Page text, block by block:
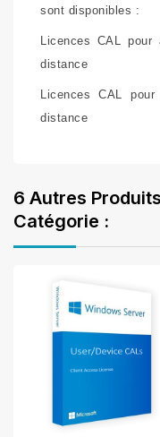
sont disponibles :
Licences CAL
distance
Licences CAL
distance
6 Autres
Catégorie :